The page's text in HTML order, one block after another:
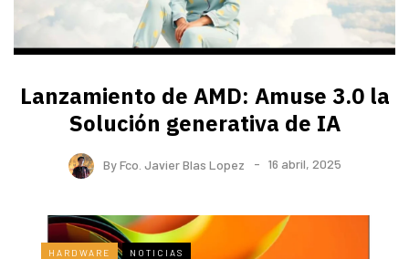
Lanzamiento de AMD: Amuse 3.0 la
Solución generativa de IA
ByFco. Javier Blas Lopez 16 abril, 2025
HARDWARE NOTICIAS